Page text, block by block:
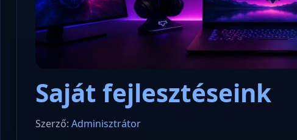
Saját fejlesztéseink
Szerző: Adminisztrátor